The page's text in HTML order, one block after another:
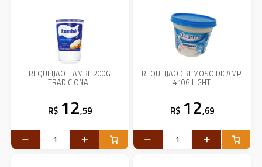
REQUEIJAO ITAMBE 200G
TRADICIONAL
R$ 12,59
REQUEIJAO CREMOSO DICAMPI
410G LIGHT
R$ 12,69